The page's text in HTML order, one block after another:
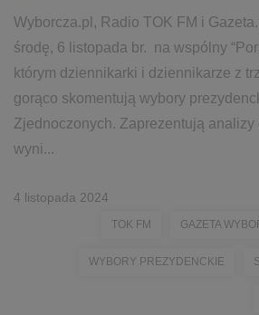
Wyborcza.pl, Radio TOK FM i
środę, 6 listopada br. na wspólny
którym dziennikarki i dziennikarze z
gorąco skomentują wybory
Zjednoczonych. Zaprezentują analizy
wyni...
4 listopada 2024
TOK FM GAZETA
WYBORY PREZYDENCKIE